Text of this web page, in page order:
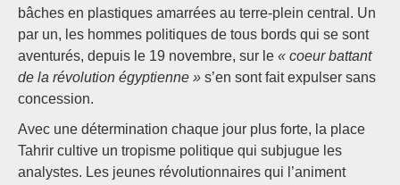
bâches en plastiques amarrées au terre-plein central. Un
par un, les hommes politiques de tous bords qui se sont
aventurés, depuis le 19 novembre, sur le « coeur battant
de la révolution égyptienne » s’en sont fait expulser sans
concession.
Avec une détermination chaque jour plus forte, la place
Tahrir cultive un tropisme politique qui subjugue les
analystes. Les jeunes révolutionnaires qui l’animent